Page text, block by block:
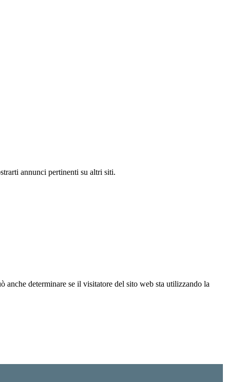
annunci pertinenti su altri siti.
anche determinare se il visitatore del sito web sta utilizzando la